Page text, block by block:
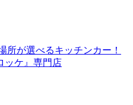
所が選べるキッチンカー！
ッケ』専門店